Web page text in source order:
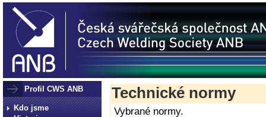
Profil CWS ANB
Kdo jsme
Technické normy
Vybrané normy.